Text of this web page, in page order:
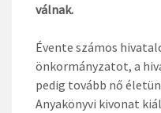
válnak.
Évente számos
önkormányzatot, a
pedig tovább nő
Anyakönyvi kivonat